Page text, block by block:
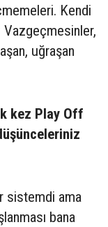
Kendi
Vazgeçmesinler,
uğraşan
kez Play Off
sistemdi ama
bana